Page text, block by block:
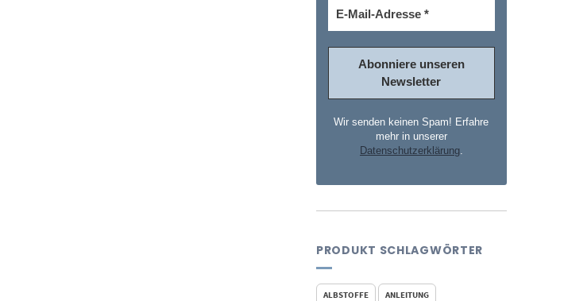
Wir senden keinen Spam! Erfahre
mehr in unserer
Datenschutzerklärung.
PRODUKT SCHLAGWÖRTER
ALBSTOFFE ANLEITUNG